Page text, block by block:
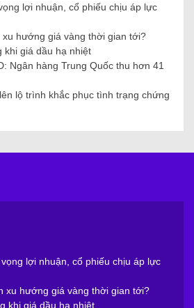
lợi nhuận, cổ phiếu chịu áp lực
hướng giá vàng thời gian tới?
khi giá dầu hạ nhiệt
Ngân hàng Trung Quốc thu hơn 41
lộ trình khắc phục tình trạng chứng
lợi nhuận, cổ phiếu chịu áp lực
xu hướng giá vàng thời gian tới?
khi giá dầu hạ nhiệt